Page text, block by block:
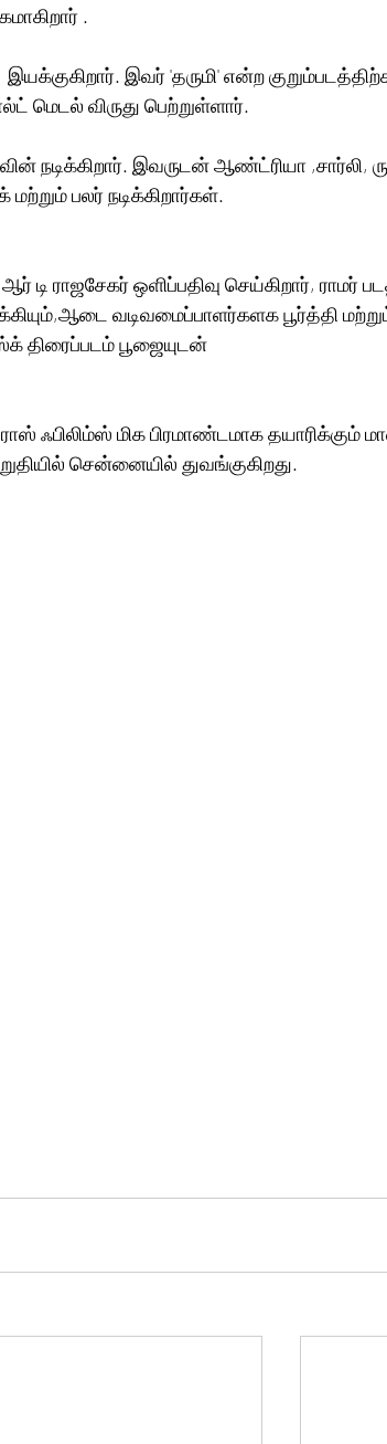
.
இவர் 'தருமி' என்ற
மெடல் விருது பெற்றுள்ளார்.
நடிக்கிறார். இவருடன் ஆண்ட்ரியா ,சார்லி,
பலர் நடிக்கிறார்கள்.
டி ராஜசேகர் ஒளிப்பதிவு செய்கிறார், ராமர்
வடிவமைப்பாளர்களக பூர்த்தி
திரைப்படம் பூஜையுடன்
ஃபிலிம்ஸ் மிக பிரமாண்டமாக தயாரிக்கும்
சென்னையில் துவங்குகிறது.